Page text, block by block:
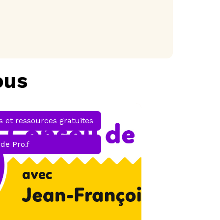
et ressources gratuites
Pro.f